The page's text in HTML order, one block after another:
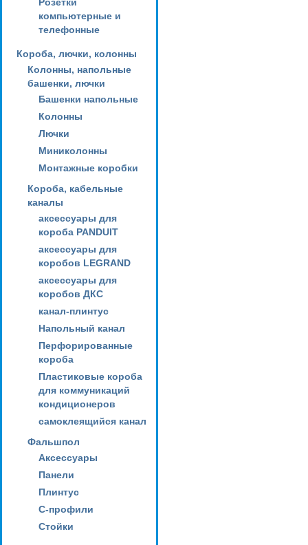
компьютерные и
телефонные
Короба, лючки, колонны
Колонны, напольные
башенки, лючки
Башенки напольные
Колонны
Лючки
Миниколонны
Монтажные коробки
Короба, кабельные
каналы
аксессуары для
короба PANDUIT
аксессуары для
коробов LEGRAND
аксессуары для
коробов ДКС
канал-плинтус
Напольный канал
Перфорированные
короба
Пластиковые короба
для коммуникаций
кондиционеров
самоклеящийся канал
Фальшпол
Аксессуары
Панели
Плинтус
С-профили
Стойки